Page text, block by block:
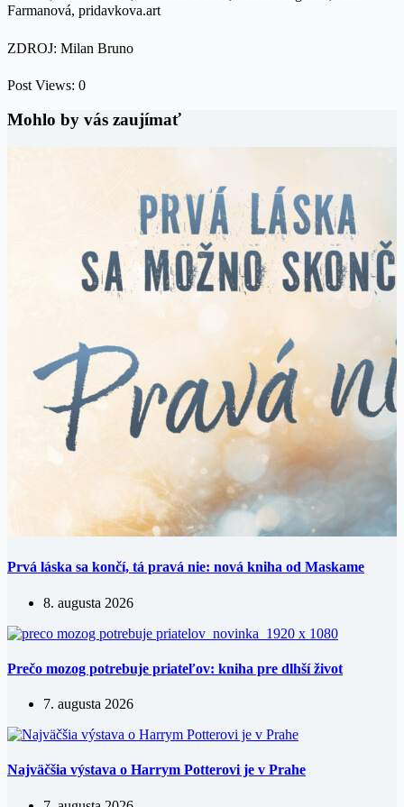
Farmanová, pridavkova.art
ZDROJ: Milan Bruno
Post Views: 0
Mohlo by vás zaujímať
Prvá láska sa končí, tá pravá nie: nová kniha od Maskame
8. augusta 2026
Prečo mozog potrebuje priateľov: kniha pre dlhší život
7. augusta 2026
Najväčšia výstava o Harrym Potterovi je v Prahe